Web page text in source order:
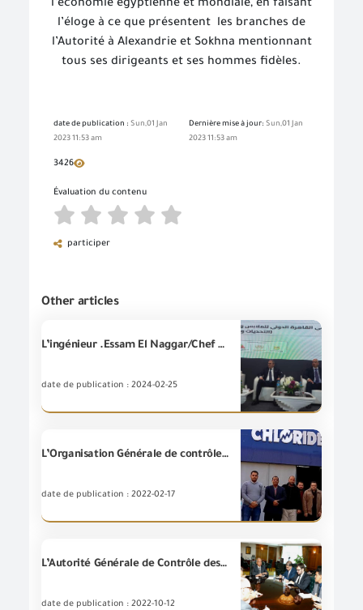
l’économie égyptienne et mondiale, en faisant
l’éloge à ce que présentent les branches de
l’Autorité à Alexandrie et Sokhna mentionnant
tous ses dirigeants et ses hommes fidèles.
date de publication : Sun,01 Jan
2023 11:53 am
Dernière mise à jour: Sun,01 Jan
2023 11:53 am
3426
Évaluation du contenu
participer
Other articles
L’ingénieur .Essam El Naggar/Chef du conseil d'administration de la(GOEIC) inaugure le Forum international du Caire pour les vêtements, les tissus et les fournitures de production.
date de publication : 2024-02-25
L’Organisation Générale de contrôle des exportations et des importations visite Chloride Egypte
date de publication : 2022-02-17
L’Autorité Générale de Contrôle des Exportation et des Importations tient une réunion avec l’ambassade du Brésil - Le Caire
date de publication : 2022-10-12